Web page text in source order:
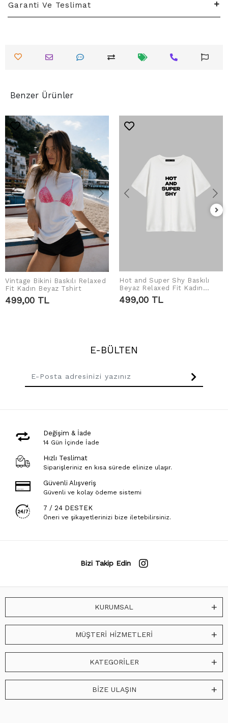
Garanti Ve Teslimat
Benzer Ürünler
SEPETE EKLE
Vintage Bikini Baskılı Relaxed
Fit Kadın Beyaz Tshirt
499,00 TL
SEPETE EKLE
Hot and Super Shy Baskılı
Beyaz Relaxed Fit Kadın
Tshirt
499,00 TL
E-BÜLTEN
Değişim & İade
14 Gün İçinde İade
Hızlı Teslimat
Siparişleriniz en kısa sürede elinize ulaşır.
Güvenli Alışveriş
Güvenli ve kolay ödeme sistemi
7 / 24 DESTEK
Öneri ve şikayetlerinizi bize iletebilirsiniz.
Bizi Takip Edin
KURUMSAL
MÜŞTERİ HİZMETLERİ
KATEGORİLER
BİZE ULAŞIN